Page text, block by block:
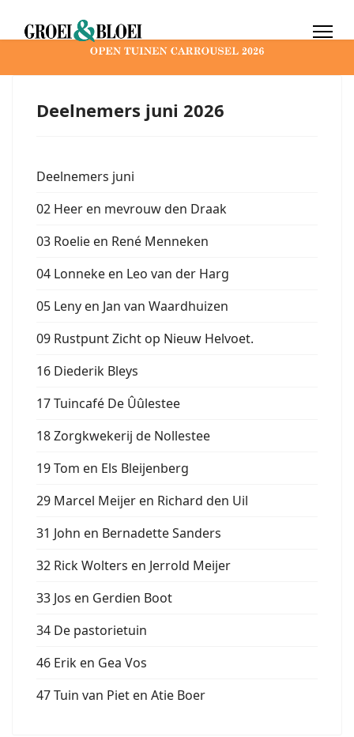
Deelnemers juni 2026
Deelnemers juni
02 Heer en mevrouw den Draak
03 Roelie en René Menneken
04 Lonneke en Leo van der Harg
05 Leny en Jan van Waardhuizen
09 Rustpunt Zicht op Nieuw Helvoet.
16 Diederik Bleys
17 Tuincafé De Ûûlestee
18 Zorgkwekerij de Nollestee
19 Tom en Els Bleijenberg
29 Marcel Meijer en Richard den Uil
31 John en Bernadette Sanders
32 Rick Wolters en Jerrold Meijer
33 Jos en Gerdien Boot
34 De pastorietuin
46 Erik en Gea Vos
47 Tuin van Piet en Atie Boer